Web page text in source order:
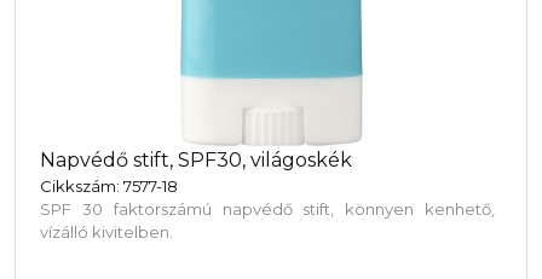
Napvédő stift, SPF30, világoskék
Cikkszám: 7577-18
SPF 30 faktorszámú napvédő stift, könnyen kenhető,
vízálló kivitelben.